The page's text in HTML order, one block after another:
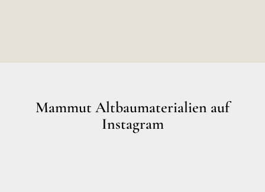
Mammut Altbaumaterialien auf
Instagram